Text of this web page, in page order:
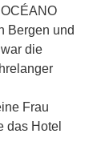
Bergen und
die
Frau
das Hotel